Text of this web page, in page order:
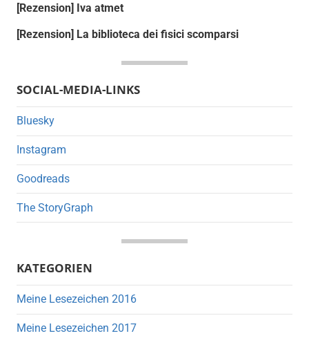
[Rezension] Iva atmet
[Rezension] La biblioteca dei fisici scomparsi
SOCIAL-MEDIA-LINKS
Bluesky
Instagram
Goodreads
The StoryGraph
KATEGORIEN
Meine Lesezeichen 2016
Meine Lesezeichen 2017